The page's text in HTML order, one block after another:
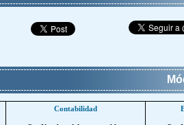
Contabilidad